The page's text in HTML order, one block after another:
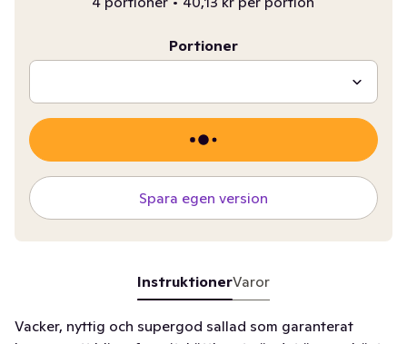
Portioner
Spara egen version
InstruktionerVaror
Vacker, nyttig och supergod sallad som garanterat